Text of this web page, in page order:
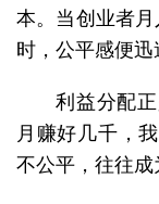
本。当创业者
时，公平感便迅
利益分配
月赚好几千，
不公平，往往成